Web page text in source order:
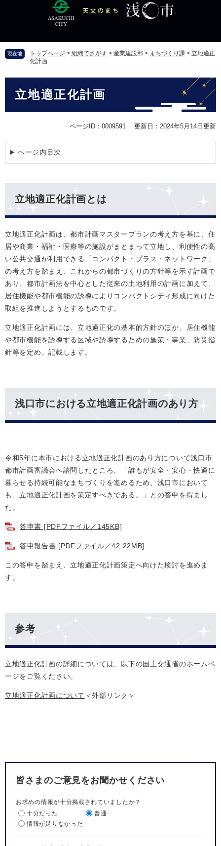
頭
す
飛
し
現在地 トップページ > 組織でさがす > 産業建設部 > まちづくり課 > 立地適正
化計画
立地適正化計画
ページID：0009591 更新日：2024年5月14日更新
ページ内目次
立地適正化計画とは
立地適正化計画は、都市計画マスタープランの考え方を基に、住
居や商業・福祉・医療等の施設がまとまって立地し、利便性の高
い公共交通が利用できる「コンパクト・プラス・ネットワーク」
の考え方を踏まえ、これからの都市づくりの方針等を示す計画で
あり、都市計画法を中心とした従来の土地利用の計画に加えて、
居住機能や都市機能の誘導によりコンパクトシティ形成に向けた
取組を推進しようとするものです。
立地適正化計画には、立地適正化の基本的方針のほか、居住機能
や都市機能を誘導する区域や誘導するための施策・事業、防災指
針等を定め、記載します。
浅口市における立地適正化計画のあり方
令和5年に本市における立地適正化計画のあり方について浅口市
都市計画審議会へ諮問したところ、「誰もが安全・安心・快適に
暮らせる持続可能なまちづくりを進めるため、浅口市において
も、立地適正化計画を策定すべきである。」との答申を得まし
た。
答申書 [PDFファイル／145KB]
答申報告書 [PDFファイル／42.22MB]
この答申を踏まえ、立地適正化計画策定へ向けた検討を進めま
す。
参考
立地適正化計画の詳細については、以下の国土交通省のホームペ
ージをご覧ください。
立地適正化計画について ＜外部リンク＞
皆さまのご意見をお聞かせください
お求めの情報が十分掲載されていましたか？
十分だった
普通
情報が足りなかった